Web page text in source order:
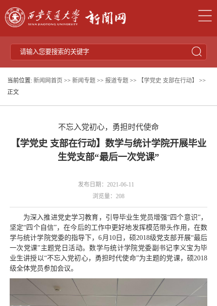
当前位置: 新闻网首页 >> 新闻专题 >> 报道专题 >> 【学党史 支部在行动】
>>
正文
不忘入党初心，勇担时代使命
【学党史 支部在行动】数学与统计学院开展毕业
生党支部“最后一次党课”
发布日期：2021-06-11
浏览量： 208
为深入推进党史学习教育，引导毕业生党员增强“四个意识”，
坚定“四个自信”，在今后的工作中更好地发挥模范带头作用，在数
学与统计学院党委的指导下，6月10日，硕2018级党支部开展“最后
一次党课”主题党日活动。数学与统计学院党委副书记李义宝为毕
业生讲授以“不忘入党初心，勇担时代使命”为主题的党课，硕2018
级全体党员参加会议。